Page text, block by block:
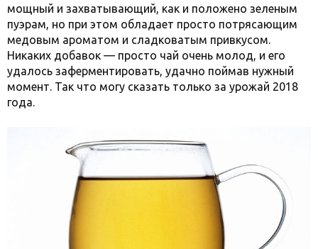
мощный и захватывающий, как и положено зеленым
пуэрам, но при этом обладает просто потрясающим
медовым ароматом и сладковатым привкусом.
Никаких добавок — просто чай очень молод, и его
удалось заферментировать, удачно поймав нужный
момент. Так что могу сказать только за урожай 2018
года.